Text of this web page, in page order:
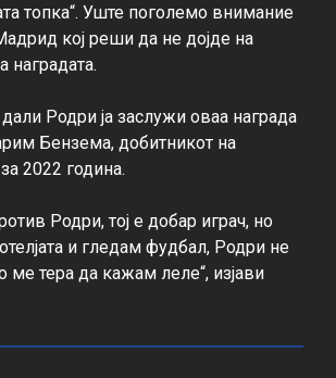
топка“. Уште поголемо внимание
кој реши да не дојде на
наградата.
Родри ја заслужи оваа награда
Бензема, добитникот на
2022 година.
Родри, тој е добар играч, но
и гледам фудбал, Родри не
тера да кажам леле“, изјави